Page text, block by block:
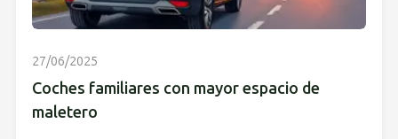
27/06/2025
Coches familiares con mayor espacio de
maletero